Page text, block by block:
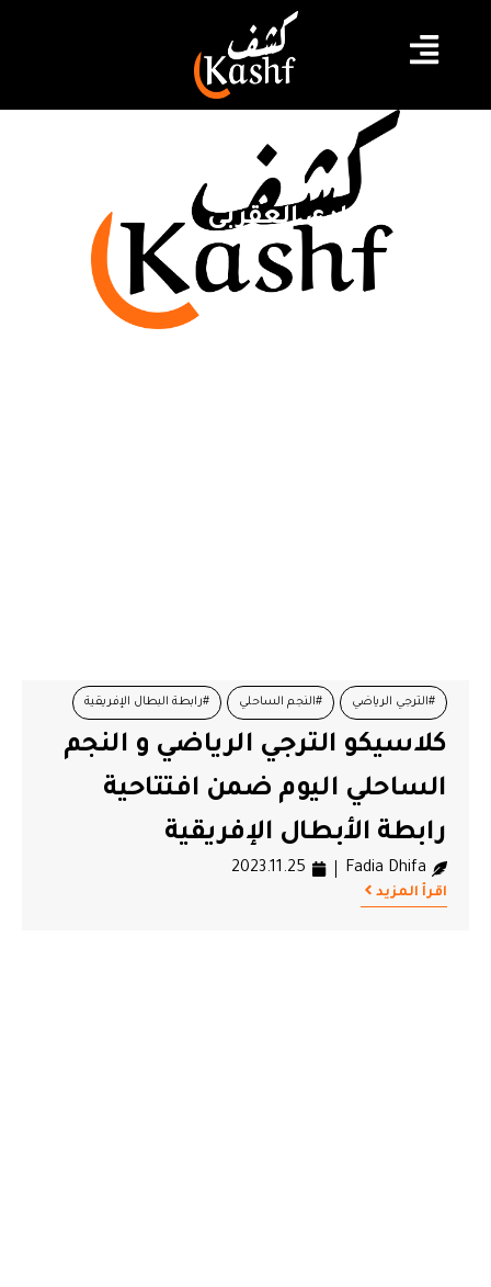
ملعب حمادي العقربي
#الترجي الرياضي #النجم الساحلي #رابطة البطال الإفريقية
#كلاسيكو #ملعب حمادي العقربي
كلاسيكو الترجي الرياضي و النجم
الساحلي اليوم ضمن افتتاحية
رابطة الأبطال الإفريقية
Fadia Dhifa
2023.11.25
اقرأ المزيد